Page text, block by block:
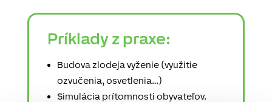
Príklady z praxe:
Budova zlodeja vyženie (využitie
ozvučenia, osvetlenia…)
Simulácia prítomnosti obyvateľov.